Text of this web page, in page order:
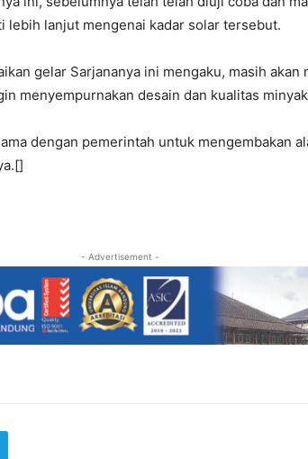
lebih lanjut mengenai kadar solar tersebut.
gelar Sarjananya ini mengaku, masih akan
menyempurnakan desain dan kualitas
dengan pemerintah untuk mengembakan
- Advertisement -